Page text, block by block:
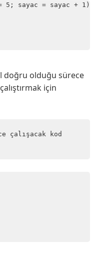
5; sayac = sayac + 1)
doğru olduğu sürece
için
çalışacak kod